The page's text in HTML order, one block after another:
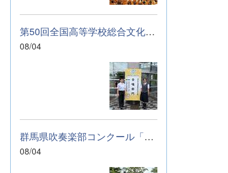
幸いです。 &nbsp;
&nbsp; なお、本
校は今年度、群馬
県教育委員会から
徒の育成」に取り
組んでまいりま
第50回全国高等学校総合文化祭「音楽部」のご報告
08/04
群馬県吹奏楽部コンクール「銀賞」受賞しました
08/04